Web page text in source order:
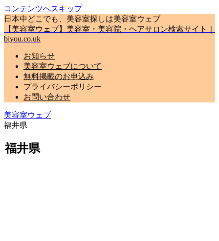
コンテンツへスキップ
日本中どこでも、美容室探しは美容室ウェブ
【美容室ウェブ】美容室・美容院・ヘアサロン検索サイト｜
biyou.co.uk
お知らせ
美容室ウェブについて
無料掲載のお申込み
プライバシーポリシー
お問い合わせ
美容室ウェブ
福井県
福井県